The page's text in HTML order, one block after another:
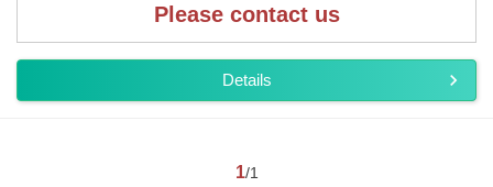
Please contact us
Details
1/1